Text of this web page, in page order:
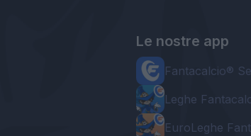
Le nostre app
Fantacalcio®
Leghe
EuroLeghe